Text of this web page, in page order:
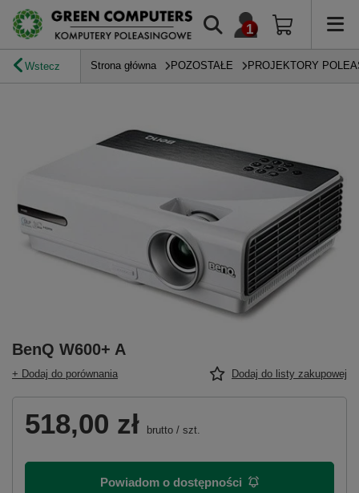
Wstecz Strona główna POZOSTAŁE PROJEKTORY
BenQ W600+ A
+ Dodaj do porównania Dodaj do listy zakupowej
518,00 zł brutto / szt.
Powiadom o dostępności